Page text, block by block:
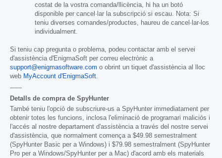
costat de la vostra comanda/llicència, hi ha un botó
disponible per cancel·lar la subscripció si escau. Nota: Si
teniu diverses comandes/productes, haureu de cancel·lar-los
individualment.
Si teniu cap pregunta o problema, podeu contactar amb el servei
d'assistència d'EnigmaSoft per correu electrònic a
support@enigmasoftware.com o obrint un tiquet d'assistència al lloc
web MyAccount d'EnigmaSoft.
------
Detalls de compra de SpyHunter
També teniu l'opció de subscriure-us a SpyHunter immediatament per
obtenir totes les funcions, inclosa l'eliminació de programari maliciós i
l'accés al nostre departament d'assistència a través del nostre servei
d'assistència, que normalment comença a $49.98 semestralment
(SpyHunter Basic per a Windows) i $79.98 semestralment (SpyHunter
Pro per a Windows/SpyHunter per a Mac) d'acord amb els materials